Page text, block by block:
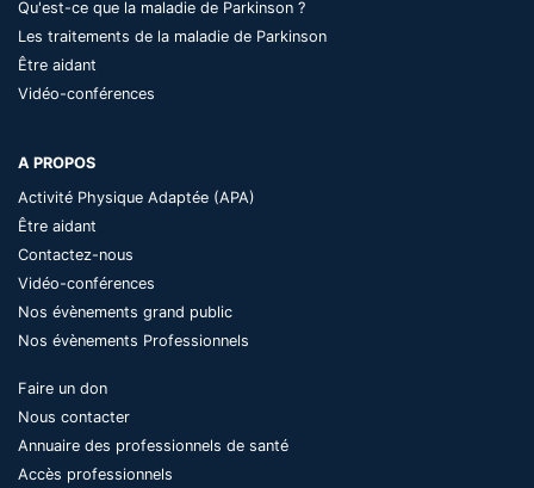
Qu'est-ce que la maladie de Parkinson ?
Les traitements de la maladie de Parkinson
Être aidant
Vidéo-conférences
A PROPOS
Activité Physique Adaptée (APA)
Être aidant
Contactez-nous
Vidéo-conférences
Nos évènements grand public
Nos évènements Professionnels
Faire un don
Nous contacter
Annuaire des professionnels de santé
Accès professionnels